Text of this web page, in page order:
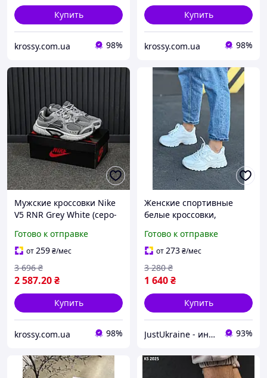
Купить
krossy.com.ua 98%
Купить
krossy.com.ua 98%
Мужские кроссовки Nike
V5 RNR Grey White (серо-
спортивные кроссовки
для прогулок и
повседневной носки
Код:3723
Готово к отправке
от259₴/мес
2 587.20₴
3 696 ₴
Купить
krossy.com.ua 98%
Женские спортивные
белые кроссовки,
текстильные кроссовки,
женская спортивная
обувь
Готово к отправке
от273₴/мес
1 640₴
3 280 ₴
Купить
JustUkraine - интернет магазин мужской и женской обуви 93%